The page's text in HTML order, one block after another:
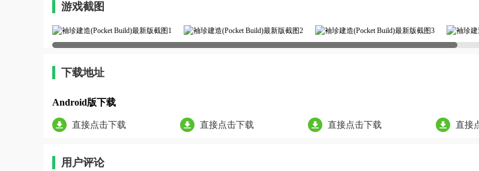
游戏截图
下载地址
Android版下载
直接点击下载 直接点击下载 直接点击下载 直接
用户评论